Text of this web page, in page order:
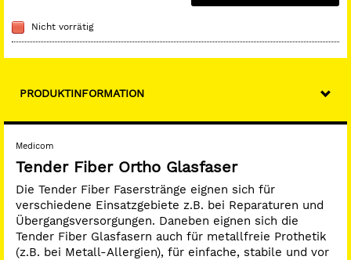
Nicht vorrätig
PRODUKTINFORMATION
Medicom
Tender Fiber Ortho Glasfaser
Die Tender Fiber Faserstränge eignen sich für
verschiedene Einsatzgebiete z.B. bei Reparaturen und
Übergangsversorgungen. Daneben eignen sich die
Tender Fiber Glasfasern auch für metallfreie Prothetik
(z.B. bei Metall-Allergien), für einfache, stabile und vor